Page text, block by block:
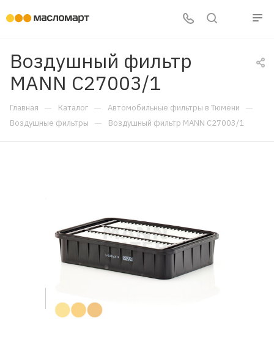
Воздушный фильтр
MANN C27003/1
Главная — Каталог — Автомобильные фильтры в Тюмени —
Воздушные фильтры — Воздушный фильтр MANN C27003/1